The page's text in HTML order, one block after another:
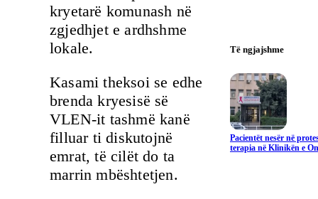
kryetarë komunash në
zgjedhjet e ardhshme
lokale.
Kasami theksoi se edhe
brenda kryesisë së
VLEN-it tashmë kanë
filluar ti diskutojnë
emrat, të cilët do ta
marrin mbështetjen.
Të ngjajshme
Pacientët nesër në
terapia në Klinikën e